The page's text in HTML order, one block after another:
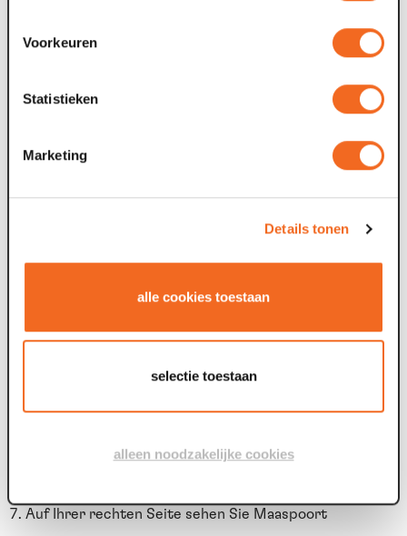
Voorkeuren
Statistieken
Marketing
Details tonen
alle cookies toestaan
selectie toestaan
alleen noodzakelijke cookies
öffentliche Verkehrsmittel
Maaspoort ist leicht mit öffentlichen Verkehrsmitteln zu
erreichen.Planen Sie Ihre Reise hier.
erreichbar. Der Fußweg ist wie folgt:
Gehen Sie auf dem Bahnhofsvorplatz in nordwestlicher
Am Kreisverkehr nehmen Sie die 3. Ausfahrt auf den
Weiter links auf die Klaasstraat
Auf Ihrer rechten Seite sehen Sie Maaspoort